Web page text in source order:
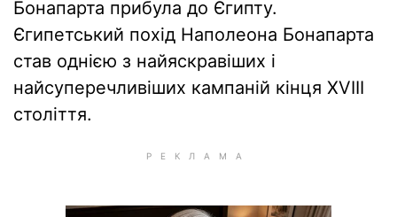
Бонапарта прибула до Єгипту.
Єгипетський похід Наполеона Бонапарта
став однією з найяскравіших і
найсуперечливіших кампаній кінця XVIII
століття.